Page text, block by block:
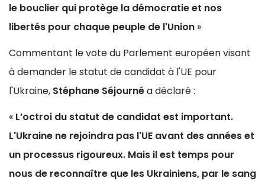
le bouclier qui protège la démocratie et nos
libertés pour chaque peuple de l'Union »
Commentant le vote du Parlement européen visant
à demander le statut de candidat à l'UE pour
l'Ukraine, Stéphane Séjournéa déclaré :
« L’octroi du statut de candidat est important.
L'Ukraine ne rejoindra pas l'UE avant des années et
un processus rigoureux. Mais il est temps pour
nous de reconnaître que les Ukrainiens, par le sang